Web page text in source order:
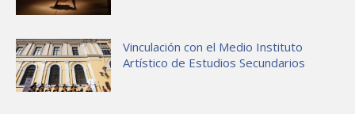
Vinculación con el Medio Instituto
Artístico de Estudios Secundarios